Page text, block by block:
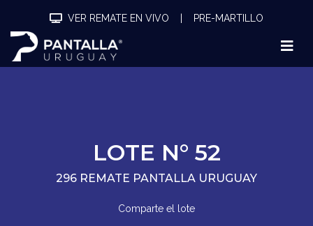
VER REMATE EN VIVO PRE-MARTILLO
LOTE N° 52
296 REMATE PANTALLA URUGUAY
Comparte el lote